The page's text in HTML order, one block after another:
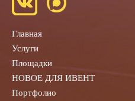
Главная
Услуги
Площадки
НОВОЕ ДЛЯ ИВЕНТ
Портфолио